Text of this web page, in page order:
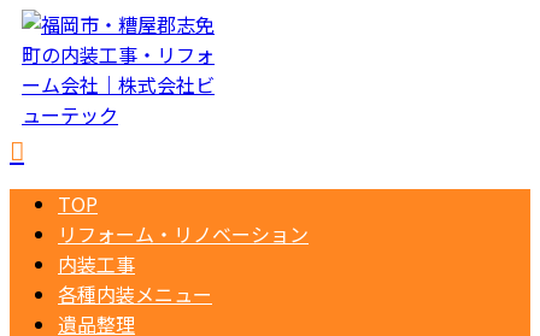
TOP
リフォーム・リノベーション
内装工事
各種内装メニュー
遺品整理